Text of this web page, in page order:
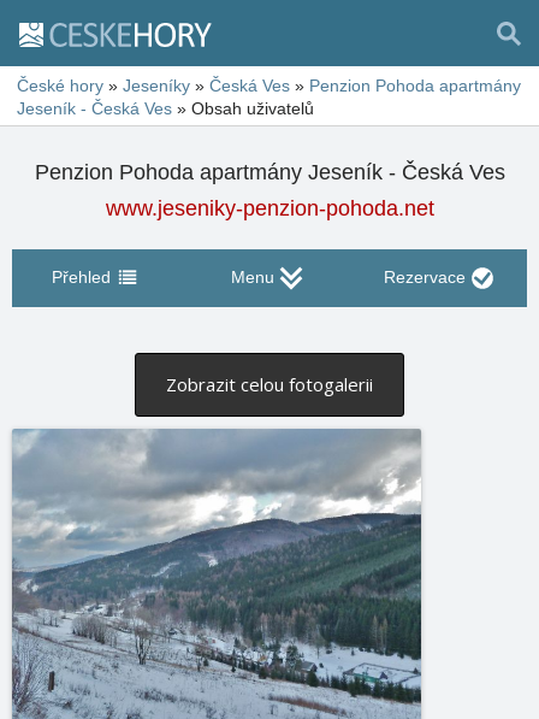
České hory » Jeseníky » Česká Ves » Penzion Pohoda apartmány
Jeseník - Česká Ves » Obsah uživatelů
Penzion Pohoda apartmány Jeseník - Česká Ves
www.jeseniky-penzion-pohoda.net
Přehled Menu Rezervace
Zobrazit celou fotogalerii